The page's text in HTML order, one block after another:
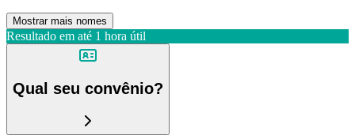
Mostrar mais nomes
Resultado em até 1 hora útil
Qual seu convênio?